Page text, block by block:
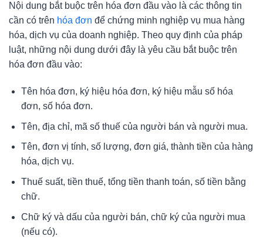
Nội dung bắt buộc trên hóa đơn đầu vào là các thông tin
cần có trên hóa đơn để chứng minh nghiệp vụ mua hàng
hóa, dịch vụ của doanh nghiệp. Theo quy định của pháp
luật, những nội dung dưới đây là yêu cầu bắt buộc trên
hóa đơn đầu vào:
Tên hóa đơn, ký hiệu hóa đơn, ký hiệu mẫu số hóa
đơn, số hóa đơn.
Tên, địa chỉ, mã số thuế của người bán và người mua.
Tên, đơn vị tính, số lượng, đơn giá, thành tiền của hàng
hóa, dịch vụ.
Thuế suất, tiền thuế, tổng tiền thanh toán, số tiền bằng
chữ.
Chữ ký và dấu của người bán, chữ ký của người mua
(nếu có).